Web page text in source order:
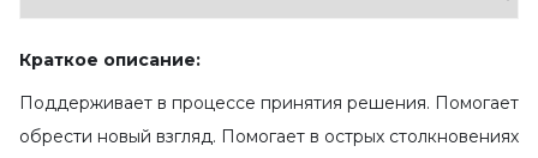
Краткое описание:
Поддерживает в процессе принятия решения. Помогает
обрести новый взгляд. Помогает в острых столкновениях